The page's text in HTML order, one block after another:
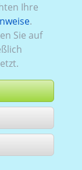
Ihre
.
Sie auf